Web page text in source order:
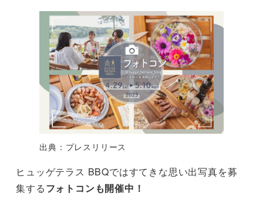
出典：プレスリリース
ヒュッゲテラス BBQではすてきな思い出写真を募
集するフォトコンも開催中！